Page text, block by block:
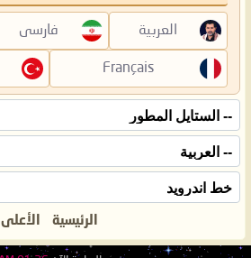
العربية فارسی
Français
الرئيسية الأعلى